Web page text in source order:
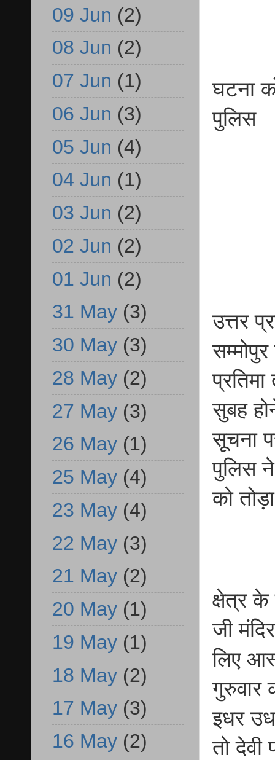
घटना
पुलिस
उत्तर
सुबह
सूचना
पुलिस ने
को
क्षेत्र के
जी
लिए
गुरुवार
इधर
तो देवी
09 Jun (2)
08 Jun (2)
07 Jun (1)
06 Jun (3)
05 Jun (4)
04 Jun (1)
03 Jun (2)
02 Jun (2)
01 Jun (2)
31 May (3)
30 May (3)
28 May (2)
27 May (3)
26 May (1)
25 May (4)
23 May (4)
22 May (3)
21 May (2)
20 May (1)
19 May (1)
18 May (2)
17 May (3)
16 May (2)